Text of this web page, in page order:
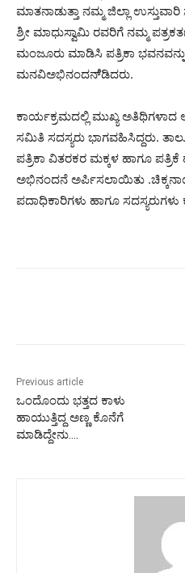
ಮಾತನಾಡುತ್ತಾ ನಮ್ಮ ಜಿಲ್ಲಾ
ಶ್ರೀ ಮಾಧುಸ್ವಾಮಿ ರವರಿಗೆ ನಮ್ಮ
ಮಂಜೂರು ಮಾಡಿಸಿ ಪತ್ರಿಕಾ
ಮನವಿಅಭಿನಂದನೆ್ಡಿದರು.
ಕಾರ್ಯಕ್ರಮದಲ್ಲಿ ಮುಖ್ಯ ಅತಿಥಿಗಳಾದ
ಸಮಿತಿ ಸದಸ್ಯರು ಭಾಗವಹಿಸಿದ್ದರು.
ಪತ್ರಿಕಾ ವಿತರಕರ ಮಕ್ಕಳ ಹಾಗೂ
ಅಭಿನಂದನೆ ಅರ್ಪಿಸಲಾಯಿತು
ಪದಾಧಿಕಾರಿಗಳು ಹಾಗೂ
Previous article
ಒಂದೊಂದು ಭತ್ತದ ಕಾಳು
ಹಾಯುತ್ತಿದ್ದ ಅಣ್ಣ ಕೊನೆಗೆ
ಮಾಡಿದ್ದೇನು….